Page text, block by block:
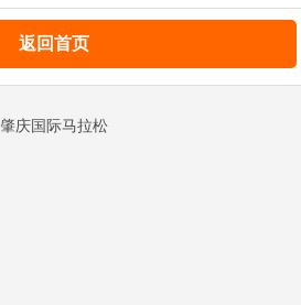
返回首页
肇庆国际马拉松